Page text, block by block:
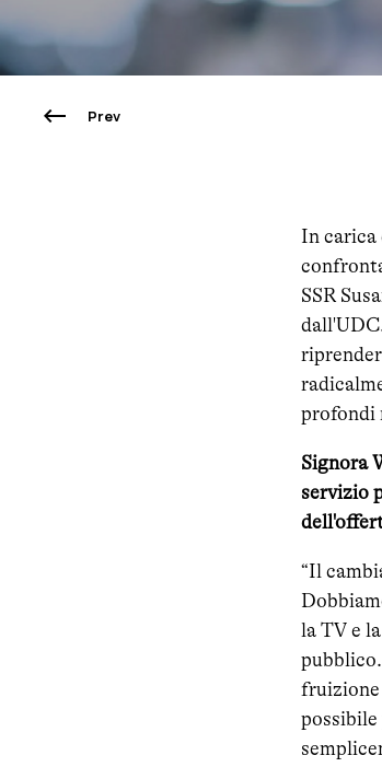
Prev
In carica
SSR
profondi
Signora
servizio
“Il
la TV e